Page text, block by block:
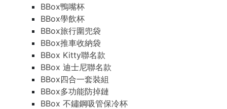
BBox鴨嘴杯
BBox學飲杯
BBox旅行圍兜袋
BBox推車收納袋
BBox Kitty聯名款
BBox 迪士尼聯名款
BBox四合一套裝組
BBox多功能防掉鏈
BBox 不鏽鋼吸管保冷杯